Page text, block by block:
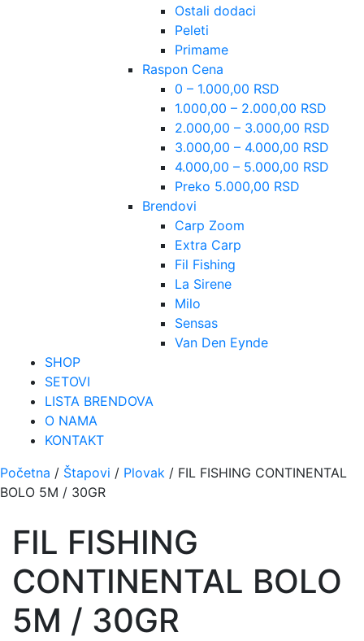
Ostali dodaci
Peleti
Primame
Raspon Cena
0 – 1.000,00 RSD
1.000,00 – 2.000,00 RSD
2.000,00 – 3.000,00 RSD
3.000,00 – 4.000,00 RSD
4.000,00 – 5.000,00 RSD
Preko 5.000,00 RSD
Brendovi
Carp Zoom
Extra Carp
Fil Fishing
La Sirene
Milo
Sensas
Van Den Eynde
SHOP
SETOVI
LISTA BRENDOVA
O NAMA
KONTAKT
Početna / Štapovi / Plovak / FIL FISHING CONTINENTAL
BOLO 5M / 30GR
FIL FISHING
CONTINENTAL BOLO
5M / 30GR